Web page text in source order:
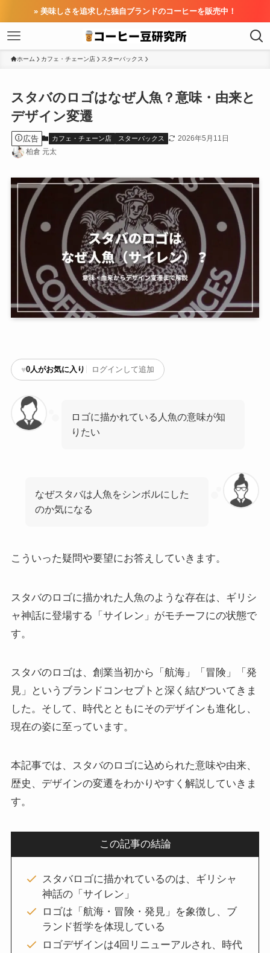
» 美味しさを追求した独自ブランドのコーヒーを販売中！
ホーム カフェ・チェーン店 スターバックス
スタバのロゴはなぜ人魚？意味・由来と
デザイン変遷
広告 カフェ・チェーン店 スターバックス
2026年5月11日
柏倉 元太
♥0人がお気に入り ログインして追加
ロゴに描かれている人魚の意味が知
りたい
なぜスタバは人魚をシンボルにした
のか気になる
こういった疑問や要望にお答えしていきます。
スタバのロゴに描かれた人魚のような存在は、ギリシ
ャ神話に登場する「サイレン」がモチーフにの状態で
す。
スタバのロゴは、創業当初から「航海」「冒険」「発
見」というブランドコンセプトと深く結びついてきま
した。そして、時代とともにそのデザインも進化し、
現在の姿に至っています。
本記事では、スタバのロゴに込められた意味や由来、
歴史、デザインの変遷をわかりやすく解説していきま
す。
この記事の結論
スタバロゴに描かれているのは、ギリシャ
神話の「サイレン」
ロゴは「航海・冒険・発見」を象徴し、ブ
ランド哲学を体現している
ロゴデザインは4回リニューアルされ、時代